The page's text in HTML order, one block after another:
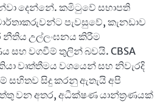
දෙන්නේ. කමිටුවේ සභාපති
පැවසුවේ, කැනඩාව
නීතිය උල්ලංඝනය කිරීම
වගවීම් තුලින් බවයි. CBSA
වෘත්තීමය වශයෙන් සහ නිවැරදි
සහිතව සිදු කරනු ඇතැයි අපි
වන අතර, අධීක්ෂණ යාන්ත්‍රණයක්